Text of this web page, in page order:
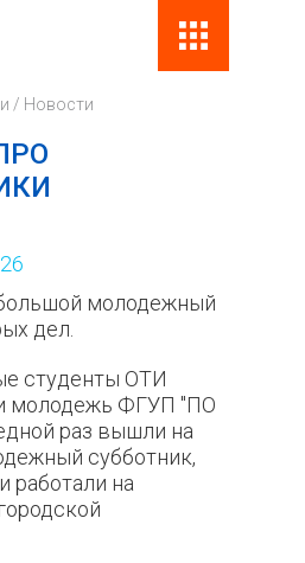
/ Новости
молодежный
дел.
студенты ОТИ
ФГУП "ПО
раз вышли на
субботник,
работали на